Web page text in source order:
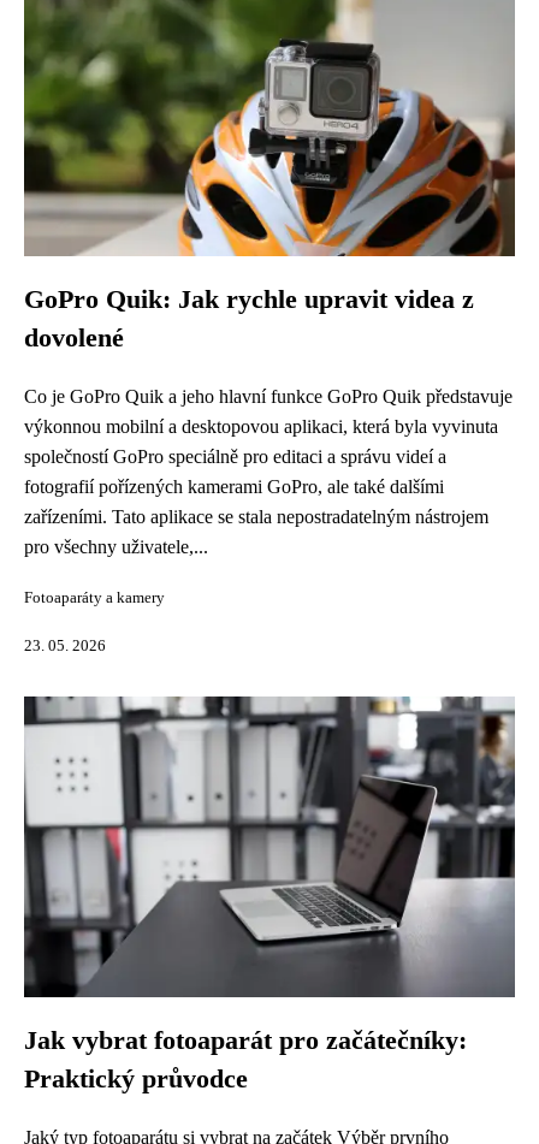
GoPro Quik: Jak rychle upravit videa z
dovolené
Co je GoPro Quik a jeho hlavní funkce GoPro Quik představuje
výkonnou mobilní a desktopovou aplikaci, která byla vyvinuta
společností GoPro speciálně pro editaci a správu videí a
fotografií pořízených kamerami GoPro, ale také dalšími
zařízeními. Tato aplikace se stala nepostradatelným nástrojem
pro všechny uživatele,...
Fotoaparáty a kamery
23. 05. 2026
Jak vybrat fotoaparát pro začátečníky:
Praktický průvodce
Jaký typ fotoaparátu si vybrat na začátek Výběr prvního